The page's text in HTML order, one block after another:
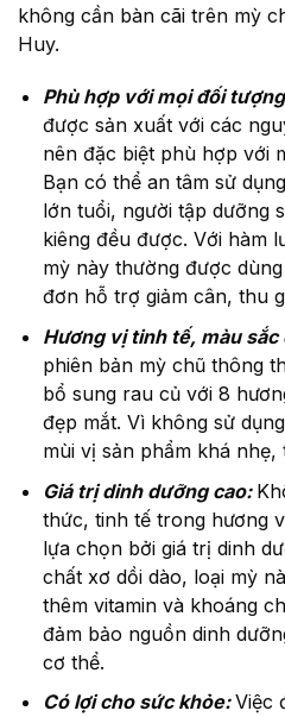
không cần bàn cãi trên mỳ
Huy.
Phù hợp với mọi đối
được sản xuất với các
nên đặc biệt phù hợp với
Bạn có thể an tâm sử
lớn tuổi, người tập dưỡng
kiêng đều được. Với hàm
mỳ này thường được
đơn hỗ trợ giảm cân, thu
Hương vị tinh tế, màu sắc
phiên bản mỳ chũ thông
bổ sung rau củ với 8
đẹp mắt. Vì không sử
mùi vị sản phẩm khá nhẹ,
Giá trị dinh dưỡng cao:
thức, tinh tế trong hương
lựa chọn bởi giá trị dinh
chất xơ dồi dào, loại mỳ
thêm vitamin và khoáng
đảm bảo nguồn dinh
cơ thể.
Có lợi cho sức khỏe:Việc